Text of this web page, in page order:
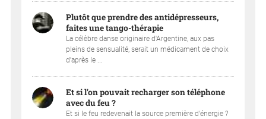
Plutôt que prendre des antidépresseurs,
faites une tango-thérapie
La célèbre danse originaire d'Argentine, aux pas
pleins de sensualité, serait un médicament de choix
d'après le ...
Et si l'on pouvait recharger son téléphone
avec du feu ?
Et si le feu redevenait la source première d'énergie ?